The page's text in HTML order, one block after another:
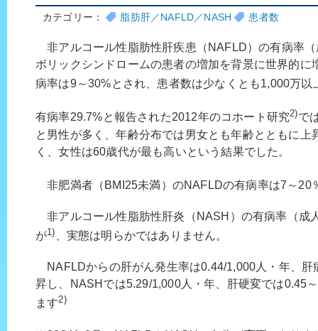
カテゴリー： 脂肪肝／NAFLD／NASH 患者数
非アルコール性脂肪性肝疾患（NAFLD）の有病率
ボリックシンドロームの患者の増加を背景に世界的に
病率は9～30%とされ、患者数は少なくとも1,000万以
有病率29.7%と報告された2012年のコホート研究2)で
と男性が多く、年齢分布では男女とも年齢とともに上
く、女性は60歳代が最も高いという結果でした。
非肥満者（BMI25未満）のNAFLDの有病率は7～20
非アルコール性脂肪性肝炎（NASH）の有病率（成
が1) 、実態は明らかではありません。
NAFLDからの肝がん発生率は0.44/1,000人・年、肝
昇し、NASHでは5.29/1,000人・年、肝硬変では0.45
ます2)